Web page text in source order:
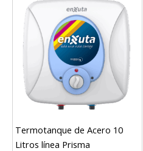
Termotanque de Acero 10
Litros línea Prisma